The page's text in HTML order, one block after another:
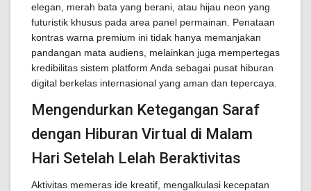
elegan, merah bata yang berani, atau hijau neon yang
futuristik khusus pada area panel permainan. Penataan
kontras warna premium ini tidak hanya memanjakan
pandangan mata audiens, melainkan juga mempertegas
kredibilitas sistem platform Anda sebagai pusat hiburan
digital berkelas internasional yang aman dan tepercaya.
Mengendurkan Ketegangan Saraf
dengan Hiburan Virtual di Malam
Hari Setelah Lelah Beraktivitas
Aktivitas memeras ide kreatif, mengalkulasi kecepatan